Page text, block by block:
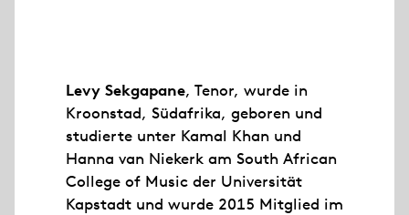
Levy Sekgapane, Tenor, wurde in
Kroonstad, Südafrika, geboren und
studierte unter Kamal Khan und
Hanna van Niekerk am South African
College of Music der Universität
Kapstadt und wurde 2015 Mitglied im